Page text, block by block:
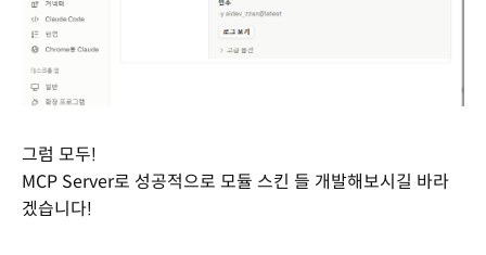
그럼 모두!
MCP Server로 성공적으로 모듈 스킨 들 개발해보시길 바라
겠습니다!